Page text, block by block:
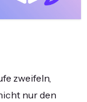
zweifeln,
nur den